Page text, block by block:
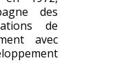
des
de
avec